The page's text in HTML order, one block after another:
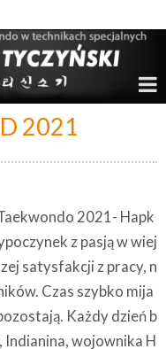
2021
2021- Hapk
z pasją w wiej
satysfakcji z pracy, n
Czas szybko mija
Każdy dzień b
Indianina, wojownika H